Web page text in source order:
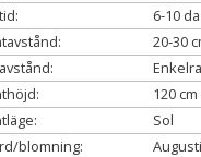
6-10
20-30
120 cm
Sol
blomning: